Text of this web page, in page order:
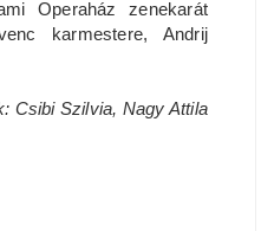
Operaház zenekarát
karmestere, Andrij
Csibi Szilvia, Nagy Attila